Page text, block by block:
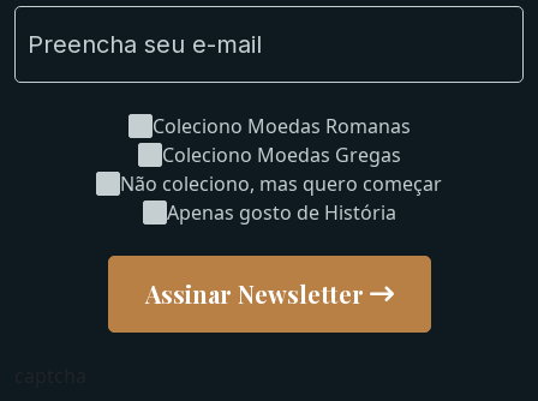
Coleciono Moedas Romanas
Coleciono Moedas Gregas
Não coleciono, mas quero começar
Apenas gosto de História
Assinar Newsletter